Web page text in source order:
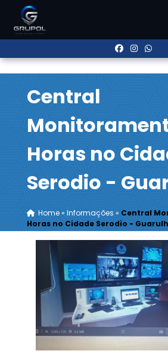
Central
Horas no
Serodio -
Home» Informações » Central
Horas no Cidade Serodio -